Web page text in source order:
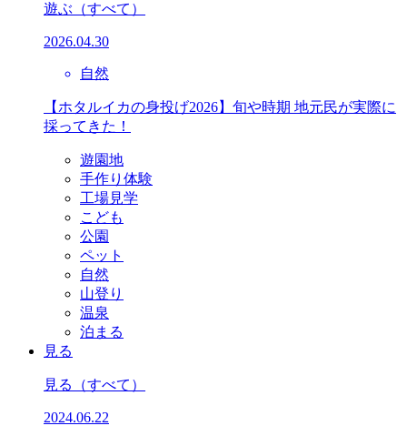
遊ぶ （すべて）
2026.04.30
自然
【ホタルイカの身投げ2026】旬や時期 地元民が実際に
採ってきた！
遊園地
手作り体験
工場見学
こども
公園
ペット
自然
山登り
温泉
泊まる
見る
見る （すべて）
2024.06.22